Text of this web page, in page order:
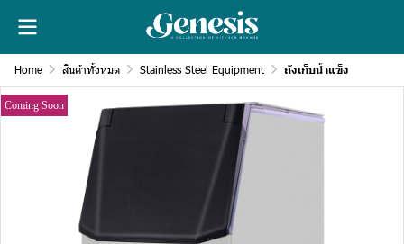
Home สินค้าทั้งหมด Stainless Steel Equipment ถังเก็บน้ำแข็ง
Coming Soon